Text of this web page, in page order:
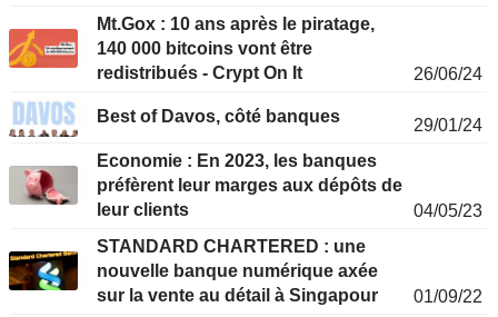
Mt.Gox : 10 ans après le piratage,
140 000 bitcoins vont être
redistribués - Crypt On It
26/06/24
Best of Davos, côté banques
29/01/24
Economie : En 2023, les banques
préfèrent leur marges aux dépôts de
leur clients
04/05/23
STANDARD CHARTERED : une
nouvelle banque numérique axée
sur la vente au détail à Singapour
01/09/22